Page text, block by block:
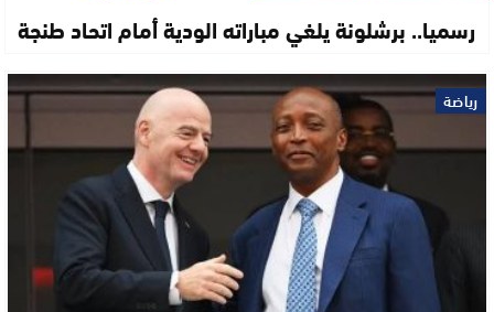
رسميا.. برشلونة يلغي مباراته الودية أمام اتحاد طنجة
رياضة